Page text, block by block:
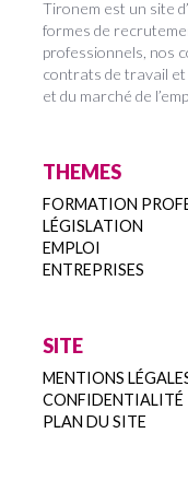
Tironem est un site
formes de
professionnels, nos
contrats de travail
et du marché de
THEMES
FORMATION
LÉGISLATION
EMPLOI
ENTREPRISES
SITE
MENTIONS
CONFIDENTIALITÉ
PLAN DU SITE